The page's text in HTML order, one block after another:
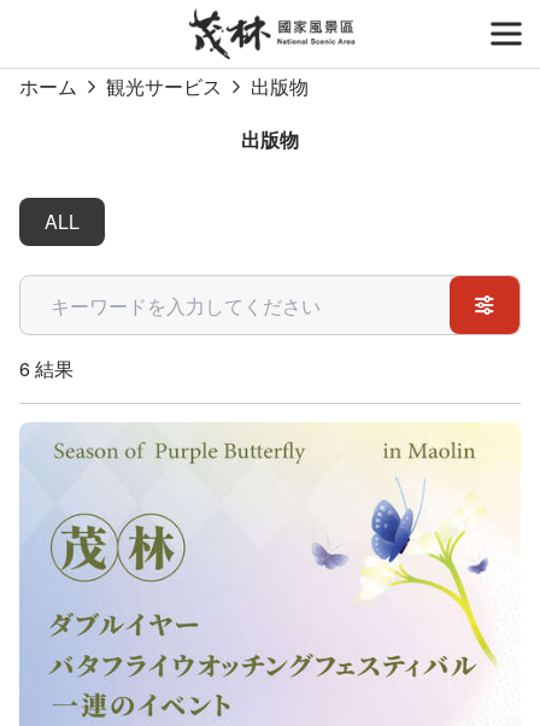
主
開
ホーム
観光サービス
出版物
出版物
ALL
關鍵字
6 結果